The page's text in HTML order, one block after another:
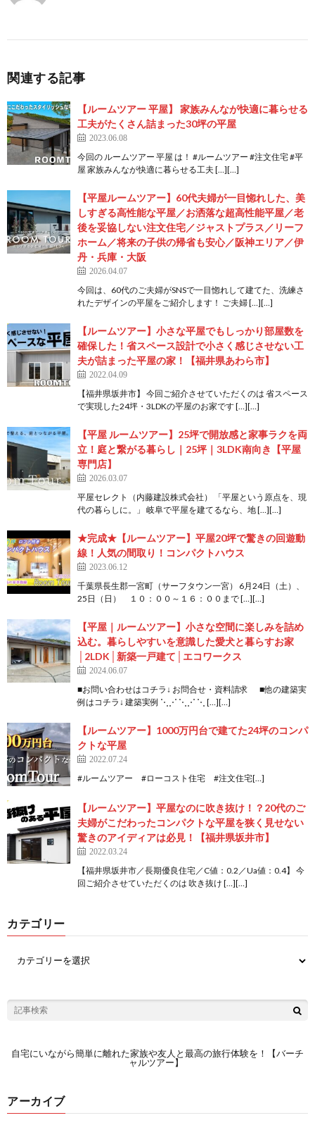
関連する記事
【ルームツアー 平屋】 家族みんなが快適に暮らせる
工夫がたくさん詰まった30坪の平屋
2023.06.08
今回の ルームツアー 平屋 は！ #ルームツアー #注文住宅 #平
屋 家族みんなが快適に暮らせる工夫 […][…]
【平屋ルームツアー】60代夫婦が一目惚れした、美
しすぎる高性能な平屋／お洒落な超高性能平屋／老
後を妥協しない注文住宅／ジャストプラス／リーフ
ホーム／将来の子供の帰省も安心／阪神エリア／伊
丹・兵庫・大阪
2026.04.07
今回は、60代のご夫婦がSNSで一目惚れして建てた、洗練さ
れたデザインの平屋をご紹介します！ ご夫婦 […][…]
【ルームツアー】小さな平屋でもしっかり部屋数を
確保した！省スペース設計で小さく感じさせない工
夫が詰まった平屋の家！【福井県あわら市】
2022.04.09
【福井県坂井市】 今回ご紹介させていただくのは 省スペース
で実現した24坪・3LDKの平屋のお家です […][…]
【平屋 ルームツアー】25坪で開放感と家事ラクを両
立！庭と繋がる暮らし｜25坪｜3LDK南向き【平屋
専門店】
2026.03.07
平屋セレクト（内藤建設株式会社） 「平屋という原点を、現
代の暮らしに。」 岐阜で平屋を建てるなら、地 […][…]
★完成★【ルームツアー】平屋20坪で驚きの回遊動
線！人気の間取り！コンパクトハウス
2023.06.12
千葉県長生郡一宮町（サーフタウン一宮） 6月24日（土）、
25日（日） １０：００～１６：００まで […][…]
【平屋｜ルームツアー】小さな空間に楽しみを詰め
込む。暮らしやすいを意識した愛犬と暮らすお家
│2LDK│新築一戸建て│エコワークス
2024.06.07
■お問い合わせはコチラ↓ お問合せ・資料請求 ■他の建築実
例はコチラ↓ 建築実例 ⋱⋰ ⋱⋰ ⋱ […][…]
【ルームツアー】1000万円台で建てた24坪のコンパ
クトな平屋
2022.07.24
#ルームツアー #ローコスト住宅 #注文住宅[…]
【ルームツアー】平屋なのに吹き抜け！？20代のご
夫婦がこだわったコンパクトな平屋を狭く見せない
驚きのアイディアは必見！【福井県坂井市】
2022.03.24
【福井県坂井市／長期優良住宅／C値：0.2／Ua値：0.4】 今
回ご紹介させていただくのは 吹き抜け […][…]
カテゴリー
自宅にいながら簡単に離れた家族や友人と最高の旅行体験を！【バーチ
ャルツアー】
アーカイブ